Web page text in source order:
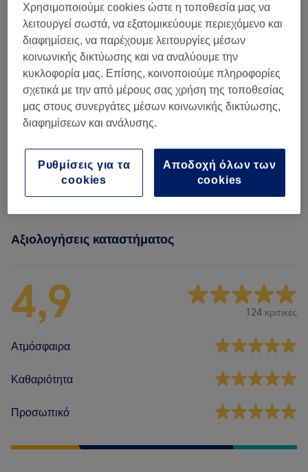
Κούρεμα Αντρικό (2) από € 10
Χτενίσματα 5)
Βαφή Μαλλιών 4) από € 15
Ανταύγειες & Balayage (
Θεραπείες Ισιωτικής Brazilian (2) από € 15
Περμανάντ (1) από € 25
Αξιολογήσεις καταστήματος
4,9 124 κριτικές
Ατμόσφαιρα
Καθαριότητα
Προσωπικό
Χρησιμοποιούμε cookies ώστε η τοποθεσία μας να
λειτουργεί σωστά, να εξατομικεύουμε περιεχόμενο και
διαφημίσεις, να παρέχουμε λειτουργίες μέσων
κοινωνικής δικτύωσης και να αναλύουμε την
κυκλοφορία μας. Επίσης, κοινοποιούμε πληροφορίες
σχετικά με την από μέρους σας χρήση της τοποθεσίας
μας στους συνεργάτες μέσων κοινωνικής δικτύωσης,
διαφημίσεων και ανάλυσης.
Αποδοχή όλων των
cookies
Ρυθμίσεις για τα
cookies